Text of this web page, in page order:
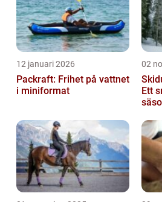
12 januari 2026
Packraft: Frihet på vattnet
i miniformat
02
Ett